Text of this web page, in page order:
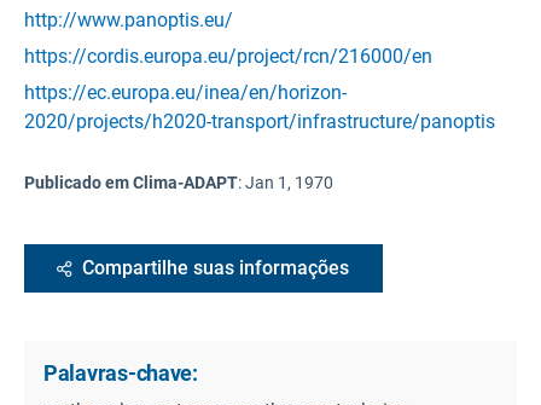
http://www.panoptis.eu/
https://cordis.europa.eu/project/rcn/216000/en
https://ec.europa.eu/inea/en/horizon-
2020/projects/h2020-transport/infrastructure/panoptis
Publicado em Clima-ADAPT:Jan 1, 1970
Compartilhe suas informações
Palavras-chave: